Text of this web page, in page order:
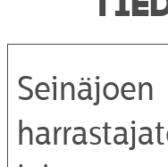
Seinäjoen